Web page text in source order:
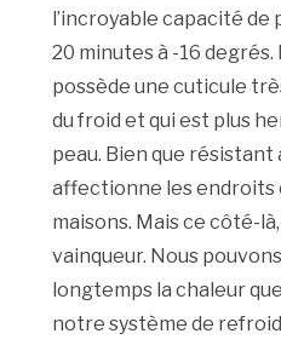
l’incroyable capacité
20 minutes à -16
possède une cuticule
du froid et qui est plus
peau. Bien que résistant
affectionne les endroits
maisons. Mais ce côté-
vainqueur. Nous
longtemps la chaleur
notre système de